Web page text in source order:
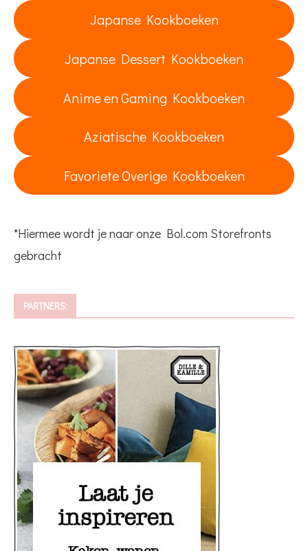
Japanse Kookboeken
Japanse Dessert Kookboeken
Anime en Gaming Kookboeken
Aziatische Kookboeken
Favoriete Overige Kookboeken
*Hiermee wordt je naar onze Bol.com Storefronts
gebracht
PARTNERS: